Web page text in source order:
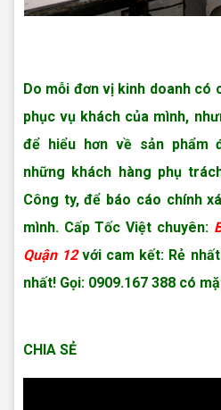
Do mỗi đơn vị kinh doanh có
phục vụ khách của mình,
để hiểu hơn về sản phẩm
những khách hàng phụ
Công ty, để báo cáo chính
mình. Cấp Tốc Việt chuyên:
Quận 12với cam kết: Rẻ
nhất! Gọi: 0909.167 388 có
CHIA SẺ